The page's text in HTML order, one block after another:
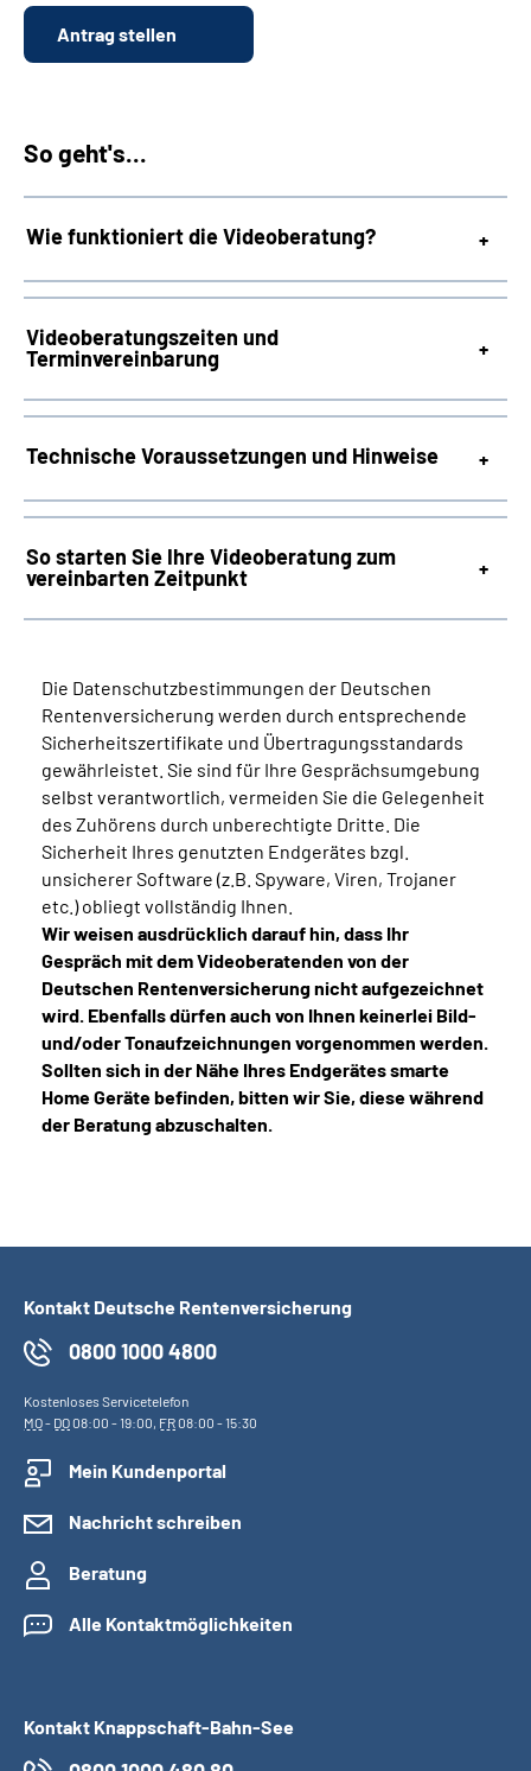
Antrag stellen
So geht's...
Wie funktioniert die Videoberatung?
Videoberatungszeiten und
Terminvereinbarung
Technische Voraussetzungen und Hinweise
So starten Sie Ihre Videoberatung zum
vereinbarten Zeitpunkt
Die Datenschutzbestimmungen der Deutschen
Rentenversicherung werden durch entsprechende
Sicherheitszertifikate und Übertragungsstandards
gewährleistet. Sie sind für Ihre Gesprächsumgebung
selbst verantwortlich, vermeiden Sie die Gelegenheit
des Zuhörens durch unberechtigte Dritte. Die
Sicherheit Ihres genutzten Endgerätes bzgl.
unsicherer Software (z.B. Spyware, Viren, Trojaner
etc.) obliegt vollständig Ihnen.
Wir weisen ausdrücklich darauf hin, dass Ihr
Gespräch mit dem Videoberatenden von der
Deutschen Rentenversicherung nicht aufgezeichnet
wird. Ebenfalls dürfen auch von Ihnen keinerlei Bild-
und/oder Tonaufzeichnungen vorgenommen werden.
Sollten sich in der Nähe Ihres Endgerätes smarte
Home Geräte befinden, bitten wir Sie, diese während
der Beratung abzuschalten.
Kontakt Deutsche Rentenversicherung
0800 1000 4800
Kostenloses Servicetelefon
MO- DO08:00 - 19:00, FR08:00 - 15:30
Mein Kundenportal
Nachricht schreiben
Beratung
Alle Kontaktmöglichkeiten
Kontakt Knappschaft-Bahn-See